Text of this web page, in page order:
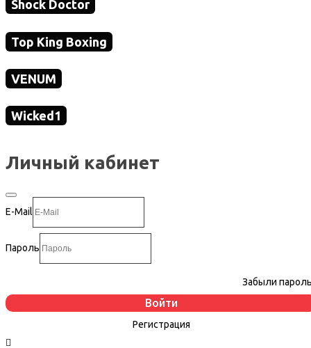
Shock Doctor
Top King Boxing
VENUM
Wicked1
Личный кабинет
E-Mail
Пароль
Забыли
Регистрация